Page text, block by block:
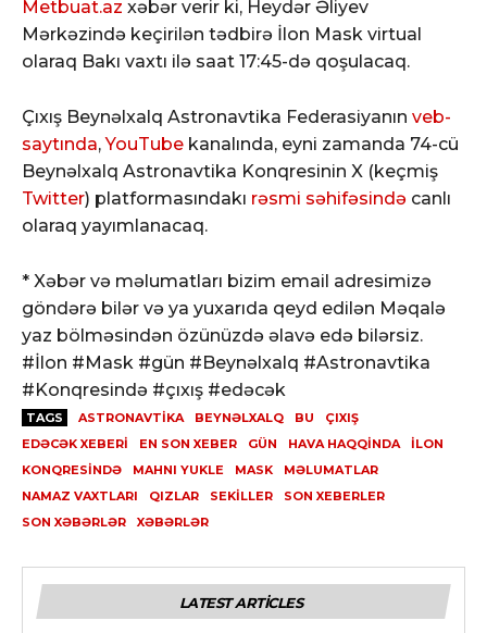
Metbuat.az xəbər verir ki, Heydər Əliyev
Mərkəzində keçirilən tədbirə İlon Mask virtual
olaraq Bakı vaxtı ilə saat 17:45-də qoşulacaq.
Çıxış Beynəlxalq Astronavtika Federasiyanın veb-
saytında,YouTube kanalında, eyni zamanda 74-cü
Beynəlxalq Astronavtika Konqresinin X (keçmiş
Twitter) platformasındakı rəsmi səhifəsində canlı
olaraq yayımlanacaq.
* Xəbər və məlumatları bizim email adresimizə
göndərə bilər və ya yuxarıda qeyd edilən Məqalə
yaz bölməsindən özünüzdə əlavə edə bilərsiz.
#İlon #Mask #gün #Beynəlxalq #Astronavtika
#Konqresində #çıxış #edəcək
TAGS ASTRONAVTIKA BEYNƏLXALQ BU
ÇIXIŞ
EDƏCƏK XEBERI
EN SON XEBER GÜN HAVA HAQQINDA
İLON
KONQRESINDƏ
MAHNI YUKLE MASK
MƏLUMATLAR
NAMAZ VAXTLARI
QIZLAR SEKILLER
SON XEBERLER
SON XƏBƏRLƏR
XƏBƏRLƏR
LATEST ARTICLES